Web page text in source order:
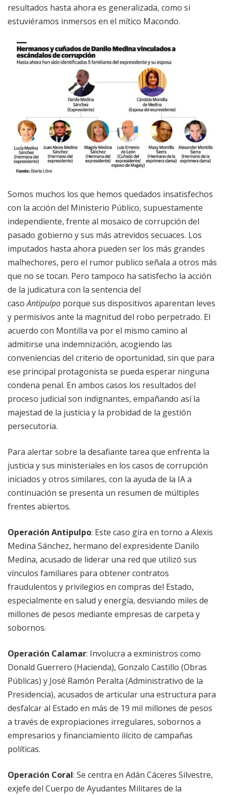
resultados hasta ahora es generalizada, como si
estuviéramos inmersos en el mítico Macondo.
Somos muchos los que hemos quedados insatisfechos
con la acción del Ministerio Público, supuestamente
independiente, frente al mosaico de corrupción del
pasado gobierno y sus más atrevidos secuaces. Los
imputados hasta ahora pueden ser los más grandes
malhechores, pero el rumor publico señala a otros más
que no se tocan. Pero tampoco ha satisfecho la acción
de la judicatura con la sentencia del
casoAntipulpo porque sus dispositivos aparentan leves
y permisivos ante la magnitud del robo perpetrado. El
acuerdo con Montilla va por el mismo camino al
admitirse una indemnización, acogiendo las
conveniencias del criterio de oportunidad, sin que para
ese principal protagonista se pueda esperar ninguna
condena penal. En ambos casos los resultados del
proceso judicial son indignantes, empañando así la
majestad de la justicia y la probidad de la gestión
persecutoria.
Para alertar sobre la desafiante tarea que enfrenta la
justicia y sus ministeriales en los casos de corrupción
iniciados y otros similares, con la ayuda de la IA a
continuación se presenta un resumen de múltiples
frentes abiertos.
Operación Antipulpo: Este caso gira en torno a Alexis
Medina Sánchez, hermano del expresidente Danilo
Medina, acusado de liderar una red que utilizó sus
vínculos familiares para obtener contratos
fraudulentos y privilegios en compras del Estado,
especialmente en salud y energía, desviando miles de
millones de pesos mediante empresas de carpeta y
sobornos.
Operación Calamar: Involucra a exministros como
Donald Guerrero (Hacienda), Gonzalo Castillo (Obras
Públicas) y José Ramón Peralta (Administrativo de la
Presidencia), acusados de articular una estructura para
desfalcar al Estado en más de 19 mil millones de pesos
a través de expropiaciones irregulares, sobornos a
empresarios y financiamiento ilícito de campañas
políticas.
Operación Coral: Se centra en Adán Cáceres Silvestre,
exjefe del Cuerpo de Ayudantes Militares de la